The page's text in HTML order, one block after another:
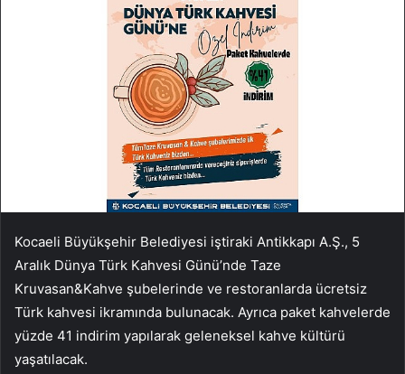
Kocaeli Büyükşehir Belediyesi iştiraki Antikkapı A.Ş., 5
Aralık Dünya Türk Kahvesi Günü’nde Taze
Kruvasan&Kahve şubelerinde ve restoranlarda ücretsiz
Türk kahvesi ikramında bulunacak. Ayrıca paket kahvelerde
yüzde 41 indirim yapılarak geleneksel kahve kültürü
yaşatılacak.